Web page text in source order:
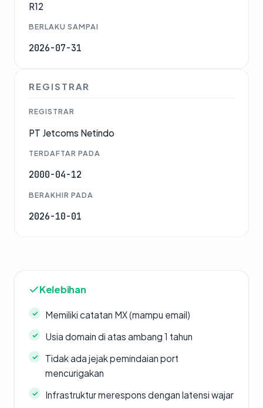
R12
BERLAKU SAMPAI
2026-07-31
REGISTRAR
REGISTRAR
PT Jetcoms Netindo
TERDAFTAR PADA
2000-04-12
BERAKHIR PADA
2026-10-01
Kelebihan
Memiliki catatan MX (mampu email)
Usia domain di atas ambang 1 tahun
Tidak ada jejak pemindaian port
mencurigakan
Infrastruktur merespons dengan latensi wajar